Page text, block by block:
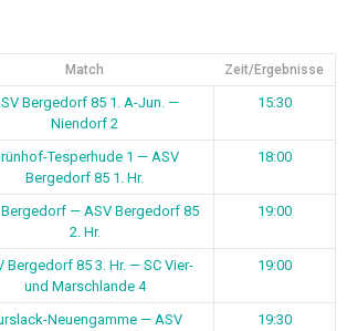
Match Zeit/Ergebnisse
Bergedorf 85 1. A-Jun. —
Niendorf 2
15:30
Tesperhude 1 — ASV
Bergedorf 85 1. Hr.
18:00
Bergedorf — ASV Bergedorf 85
2. Hr.
19:00
Bergedorf 85 3. Hr. — SC Vier-
und Marschlande 4
19:00
Neuengamme — ASV
19:30